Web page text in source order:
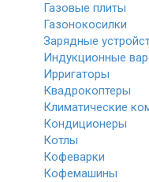
Газовые плиты
Газонокосилки
Зарядные
Индукционные
Ирригаторы
Квадрокоптеры
Климатические
Кондиционеры
Котлы
Кофеварки
Кофемашины